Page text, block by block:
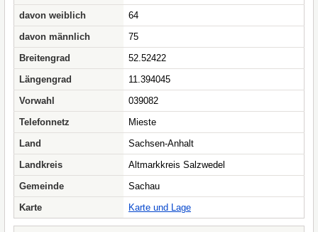
davon weiblich
64
davon männlich
75
Breitengrad
52.52422
Längengrad
11.394045
Vorwahl
039082
Telefonnetz
Mieste
Land
Sachsen-Anhalt
Landkreis
Altmarkkreis Salzwedel
Gemeinde
Sachau
Karte
Karte und Lage